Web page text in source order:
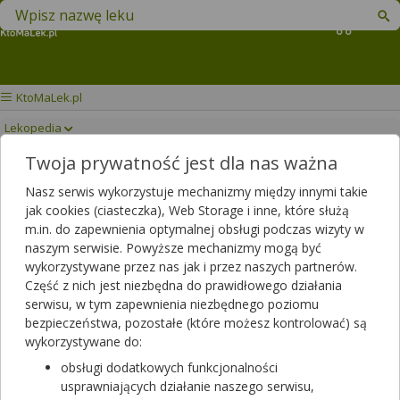
Koszyk
Znajdź lek w swojej okolicy
KtoMaLek.pl
Lekopedia
TILAPROX Drukuj/Zapisz
Twoja prywatność jest dla nas ważna
Nasz serwis wykorzystuje mechanizmy między innymi takie
jak cookies (ciasteczka), Web Storage i inne, które służą
m.in. do zapewnienia optymalnej obsługi podczas wizyty w
naszym serwisie. Powyższe mechanizmy mogą być
wykorzystywane przez nas jak i przez naszych partnerów.
Część z nich jest niezbędna do prawidłowego działania
serwisu, w tym zapewnienia niezbędnego poziomu
bezpieczeństwa, pozostałe (które możesz kontrolować) są
wykorzystywane do:
obsługi dodatkowych funkcjonalności
usprawniających działanie naszego serwisu,